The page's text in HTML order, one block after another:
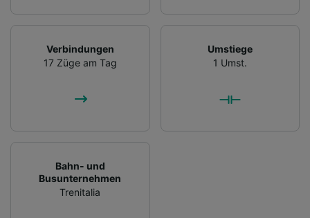
Verbindungen
17 Züge am Tag
Umstiege
1 Umst.
Bahn- und
Busunternehmen
Trenitalia